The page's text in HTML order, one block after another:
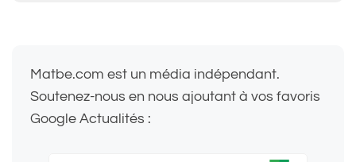
Matbe.com est un média indépendant.
Soutenez-nous en nous ajoutant à vos favoris
Google Actualités :